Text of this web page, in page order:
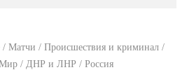
/ Матчи / Происшествия и криминал /
/ ДНР и ЛНР / Россия